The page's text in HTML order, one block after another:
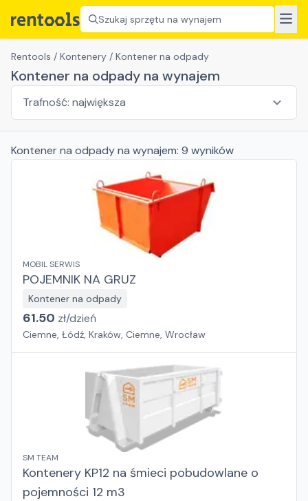
Szukaj sprzętu na wynajem
Rentools / Kontenery / Kontener na odpady
Kontener na odpady na wynajem
Kontener na odpadyna wynajem: 9 wyników
MOBIL SERWIS
POJEMNIK NA GRUZ
Kontener na odpady
61.50 zł/dzień
Ciemne, Łódź, Kraków, Ciemne, Wrocław
SM TEAM
Kontenery KP12 na śmieci pobudowlane o
pojemności 12 m3